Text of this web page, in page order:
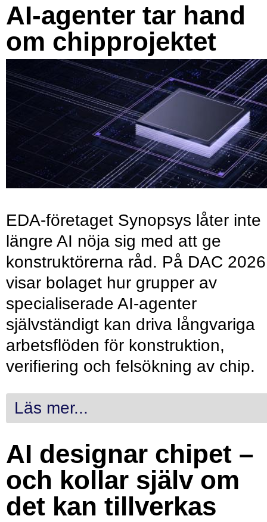
AI-agenter tar hand
om chipprojektet
EDA-företaget Synopsys låter inte
längre AI nöja sig med att ge
konstruktörerna råd. På DAC 2026
visar bolaget hur grupper av
specialiserade AI-agenter
självständigt kan driva långvariga
arbetsflöden för konstruktion,
verifiering och felsökning av chip.
Läs mer...
AI designar chipet –
och kollar själv om
det kan tillverkas